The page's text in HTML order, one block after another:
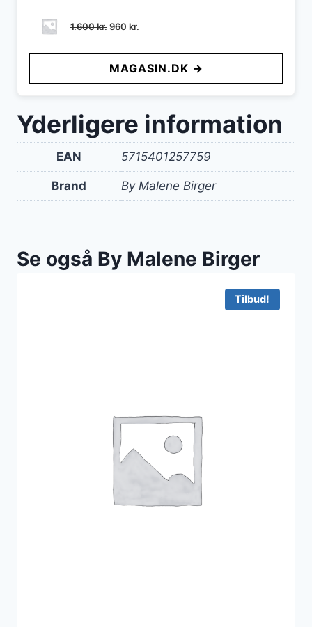
1.600kr.Den
pris
var:
1.600 kr..
960 kr.
pris
er:
960 kr..
MAGASIN.DK →
Yderligere information
EAN 5715401257759
Brand By Malene Birger
Se også By Malene Birger
Tilbud!